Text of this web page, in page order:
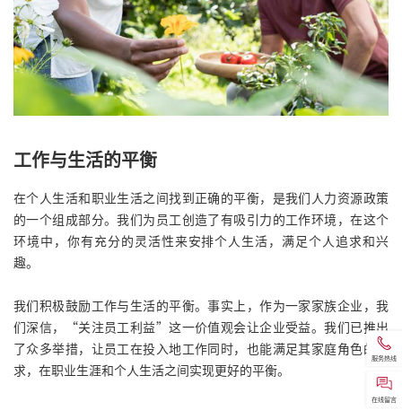
工作与生活的平衡
在个人生活和职业生活之间找到正确的平衡，是我们人力资源政策
的一个组成部分。我们为员工创造了有吸引力的工作环境，在这个
环境中，你有充分的灵活性来安排个人生活，满足个人追求和兴
趣。
我们积极鼓励工作与生活的平衡。事实上，作为一家家族企业，我
们深信，“关注员工利益”这一价值观会让企业受益。我们已推出
了众多举措，让员工在投入地工作同时，也能满足其家庭角色的需
求，在职业生涯和个人生活之间实现更好的平衡。
服务热线
在线留言